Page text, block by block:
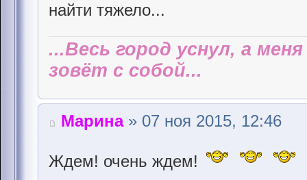
найти тяжело...
...Весь город уснул, а
зовёт с собой...
Марина» 07 ноя 2015, 12:46
Ждем! очень ждем!